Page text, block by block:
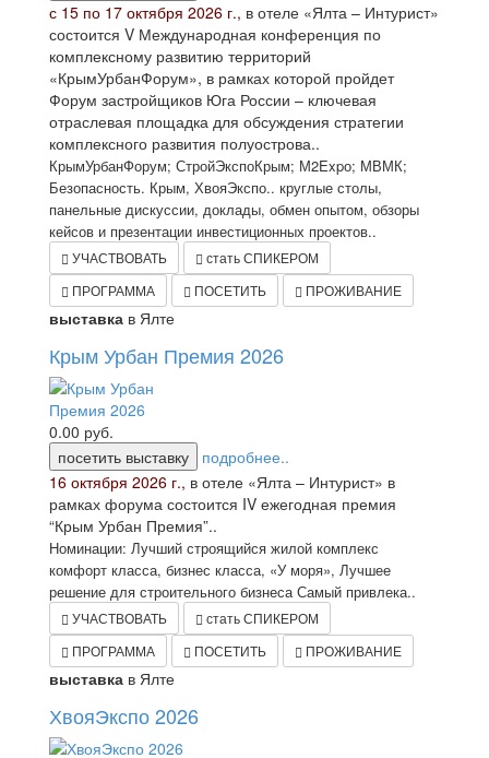
с 15 по 17 октября 2026 г., в отеле «Ялта – Интурист»
состоится V Международная конференция по
комплексному развитию территорий
«КрымУрбанФорум», в рамках которой пройдет
Форум застройщиков Юга России – ключевая
отраслевая площадка для обсуждения стратегии
комплексного развития полуострова..
КрымУрбанФорум; СтройЭкспоКрым; М2Expо; МВМК;
Безопасность. Крым, ХвояЭкспо.. круглые столы,
панельные дискуссии, доклады, обмен опытом, обзоры
кейсов и презентации инвестиционных проектов..
УЧАСТВОВАТЬ
стать СПИКЕРОМ
ПРОГРАММА
ПОСЕТИТЬ ПРОЖИВАНИЕ
выставка в Ялте
Крым Урбан Премия 2026
0.00 руб.
посетить выставку
подробнее..
16 октября 2026 г., в отеле «Ялта – Интурист» в
рамках форума состоится IV ежегодная премия
“Крым Урбан Премия”..
Номинации: Лучший строящийся жилой комплекс
комфорт класса, бизнес класса, «У моря», Лучшее
решение для строительного бизнеса Самый привлека..
УЧАСТВОВАТЬ
стать СПИКЕРОМ
ПРОГРАММА
ПОСЕТИТЬ ПРОЖИВАНИЕ
выставка в Ялте
ХвояЭкспо 2026